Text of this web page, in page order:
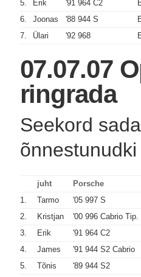
5.
Erik '91 964 C2
6.
Joonas '88 944 S
7.
Ülari '92 968
07.07.07
ringrada
Seekord
juht Porsche
1.
Tarmo '05 997 S
2.
Kristjan '00 996 Cabrio Tip.
3.
Erik '91 964 C2
4.
James '91 944 S2 Cabrio
5.
Tõnis '89 944 S2